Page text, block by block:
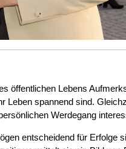
öffentlichen Lebens
Leben spannend sind.
Werdegang
entscheidend für Erfolge